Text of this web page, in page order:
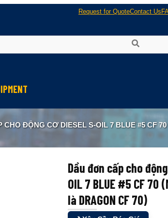
Request for QuoteContact Us
Module bôi trơn
tra và quan trắc
CƠ DIESEL S-OIL 7 BLUE #5 CF 70 (MÃ TRƯỚC ĐÂY LÀ DRAGON
Dầu đơn cấp cho
OIL 7 BLUE #5 CF 70
là DRAGON CF 70)